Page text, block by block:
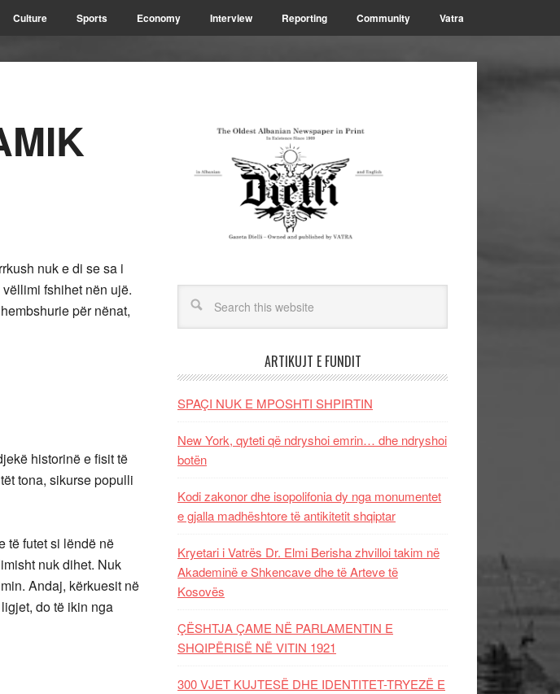
Culture Sports Economy Interview Reporting Community Vatra
nuk e di se sa i
fshihet nën ujë.
për nënat,
historinë e fisit të
tona, sikurse populli
të futet si lëndë në
nuk dihet. Nuk
Andaj, kërkuesit në
do të ikin nga
ARTIKUJT E FUNDIT
SPAÇI NUK E MPOSHTI SHPIRTIN
New York, qyteti që ndryshoi emrin… dhe ndryshoi
botën
Kodi zakonor dhe isopolifonia dy nga monumentet
e gjalla madhështore të antikitetit shqiptar
Kryetari i Vatrës Dr. Elmi Berisha zhvilloi takim në
Akademinë e Shkencave dhe të Arteve të
Kosovës
ÇËSHTJA ÇAME NË PARLAMENTIN E
SHQIPËRISË NË VITIN 1921
300 VJET KUJTESË DHE IDENTITET-TRYEZË E